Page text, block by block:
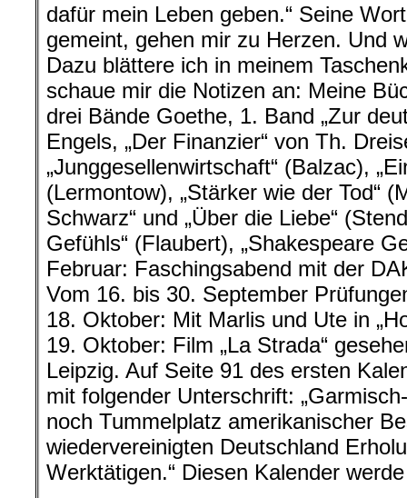
dafür mein Leben geben.“ Seine
gemeint, gehen mir zu Herzen. Und
Dazu blättere ich in meinem
schaue mir die Notizen an: Meine
drei Bände Goethe, 1. Band „Zur
Engels, „Der Finanzier“ von Th.
„Junggesellenwirtschaft“ (Balzac),
(Lermontow), „Stärker wie der Tod“
Schwarz“ und „Über die Liebe“
Gefühls“ (Flaubert), „Shakespeare
Februar: Faschingsabend mit der
Vom 16. bis 30. September
18. Oktober: Mit Marlis und Ute in
19. Oktober: Film „La Strada“
Leipzig. Auf Seite 91 des ersten
mit folgender Unterschrift:
noch Tummelplatz amerikanischer
wiedervereinigten Deutschland
Werktätigen.“ Diesen Kalender